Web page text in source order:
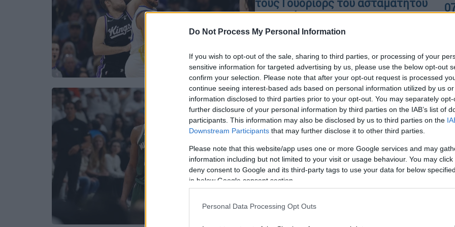
Do Not Process My Personal Information
If you wish to opt-out of the sale, sharing to third parties, or processing of your
sensitive information for targeted advertising by us, please use the below opt-out
confirm your selection. Please note that after your opt-out request is processed
continue seeing interest-based ads based on personal information utilized by us
information disclosed to third parties prior to your opt-out. You may separately
further disclosure of your personal information by third parties on the IAB’s list of
participants. This information may also be disclosed by us to third parties on the
Downstream Participants that may further disclose it to other third parties.
Please note that this website/app uses one or more Google services and may
information including but not limited to your visit or usage behaviour. You may
deny consent to Google and its third-party tags to use your data for below
in below Google consent section.
Personal Data Processing Opt Outs
τους Γουόριορς του ασταμάτητου
Στεφ Κάρι
Ο Σάσα Βεζένκοφ πέτυχε 10 πόντους
Αθλητισμός|14.05.2023 14:49
«Βόμβα» από τη Marca για Γιάννη
Αντετοκούνμπο: Σενάριο φυγής
από τους Μπακς για να πάει στους
Ουόριορς
Ίσως έχουμε ραγδαίες εξελίξεις στο